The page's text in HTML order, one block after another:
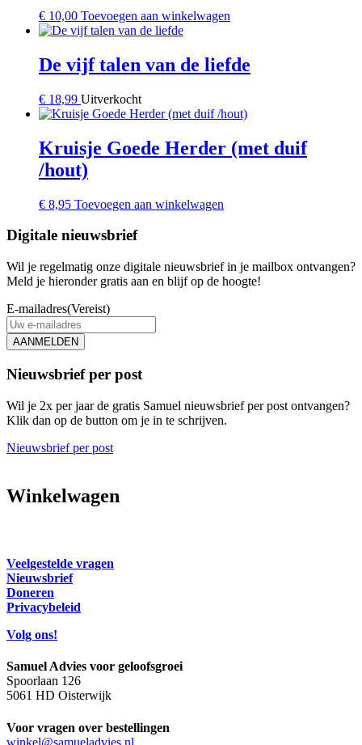
€ 10,00 Toevoegen aan winkelwagen
De vijf talen van de liefde
€ 18,99 Uitverkocht
Kruisje Goede Herder (met duif
/hout)
€ 8,95 Toevoegen aan winkelwagen
Digitale nieuwsbrief
Wil je regelmatig onze digitale nieuwsbrief in je mailbox ontvangen?
Meld je hieronder gratis aan en blijf op de hoogte!
E-mailadres(Vereist)
AANMELDEN
Nieuwsbrief per post
Wil je 2x per jaar de gratis Samuel nieuwsbrief per post ontvangen?
Klik dan op de button om je in te schrijven.
Nieuwsbrief per post
Winkelwagen
Veelgestelde vragen
Nieuwsbrief
Doneren
Privacybeleid
Volg ons!
Samuel Advies voor geloofsgroei
Spoorlaan 126
5061 HD Oisterwijk
Voor vragen over bestellingen
winkel@samueladvies.nl